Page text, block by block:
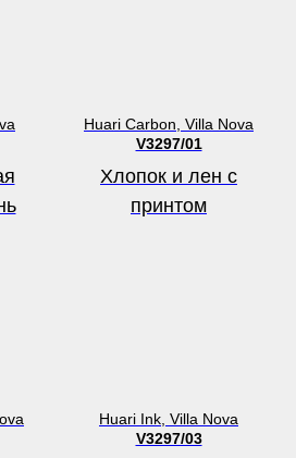
Huari Carbon, Villa Nova
V3297/01
Хлопок и лен с
принтом
Huari Ink, Villa Nova
V3297/03